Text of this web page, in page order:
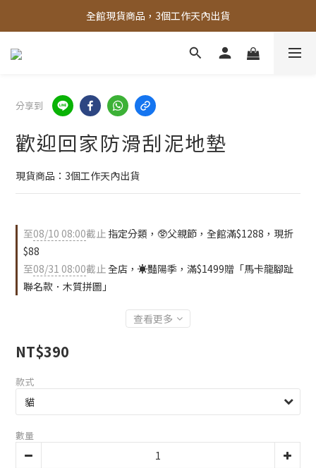
全館，滿888超取免運｜滿1500宅配免運
分享到
歡迎回家防滑刮泥地墊
現貨商品：3個工作天內出貨
至08/10 08:00截止 指定分類，🥸父親節，全館滿$1288，現折
$88
至08/31 08:00截止全店，☀️豔陽季，滿$1499贈「馬卡龍腳趾
聯名款．木質拼圖」
查看更多
NT$390
款式
數量